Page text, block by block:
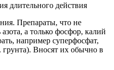
длительного действия
Препараты, что не
а только фосфор, калий
например суперфосфат,
грунта). Вносят их обычно в